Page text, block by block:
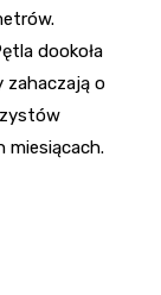
dookoła
zahaczają o
miesiącach.